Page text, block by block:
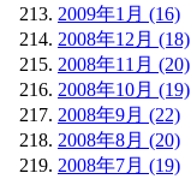
2009年1月 (16)
2008年12月 (18)
2008年11月 (20)
2008年10月 (19)
2008年9月 (22)
2008年8月 (20)
2008年7月 (19)